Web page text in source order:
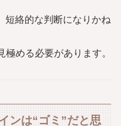
短絡的な判断になりかね
める必要があります。
ンは“ゴミ”だと思